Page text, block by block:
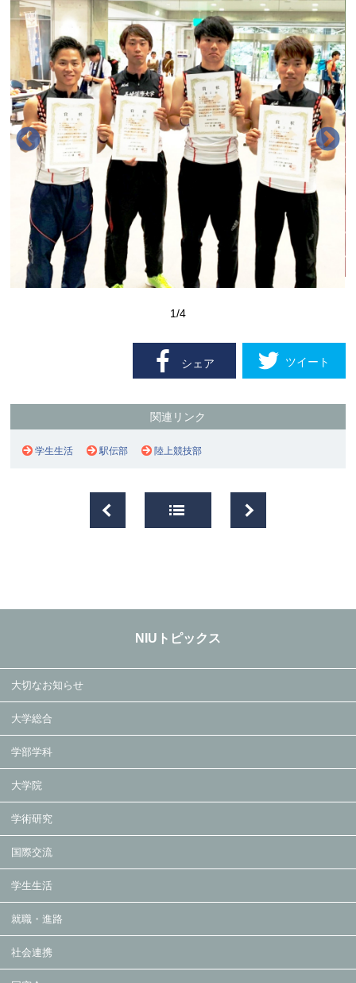
1/4
シェア ツイート
関連リンク
学生生活 駅伝部 陸上競技部
NIUトピックス
大切なお知らせ
大学総合
学部学科
大学院
学術研究
国際交流
学生生活
就職・進路
社会連携